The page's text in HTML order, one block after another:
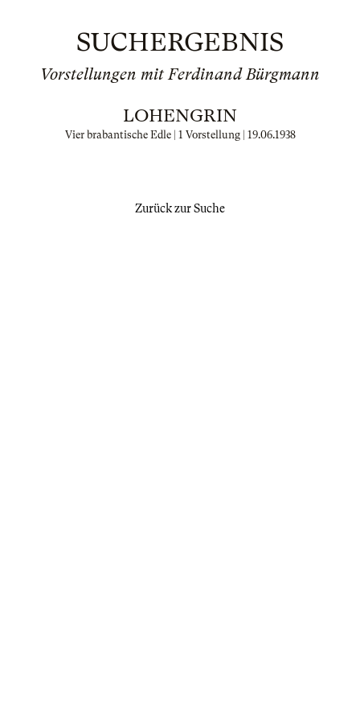
SUCHERGEBNIS
Vorstellungen mit Ferdinand Bürgmann
LOHENGRIN
Vier brabantische Edle | 1 Vorstellung | 19.06.1938
Zurück zur Suche